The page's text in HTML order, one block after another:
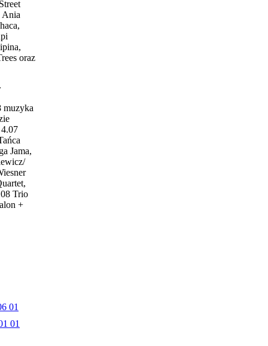
Ania
oraz
muzyka
Jama,
Trio
+